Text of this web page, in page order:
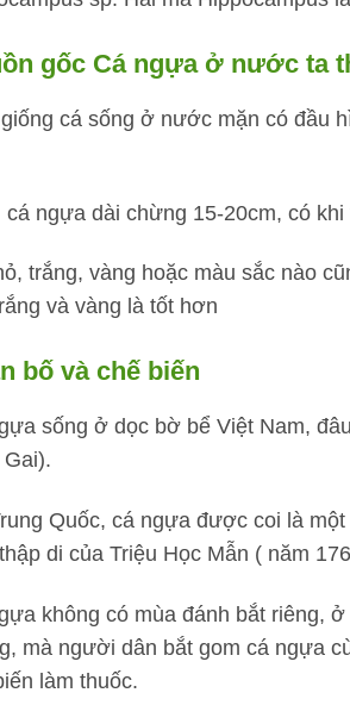
gốc Cá ngựa ở nước ta
cá sống ở nước mặn có đầu
cá ngựa dài chừng 15-20cm, có
trắng, vàng hoặc màu sắc nào
và vàng là tốt hơn
bố và chế biến
sống ở dọc bờ bể Việt Nam,
Quốc, cá ngựa được coi là
di của Triệu Học Mẫn ( năm
không có mùa đánh bắt riêng,
mà người dân bắt gom cá ngựa
làm thuốc.